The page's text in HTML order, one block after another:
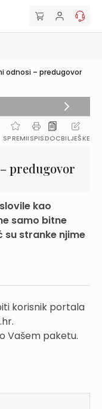
odnosi – predugovor
SPREMIISPISDOCBILJEŠKE
predugovor
kao
samo bitne
su stranke njime
korisnik portala
Vašem paketu.